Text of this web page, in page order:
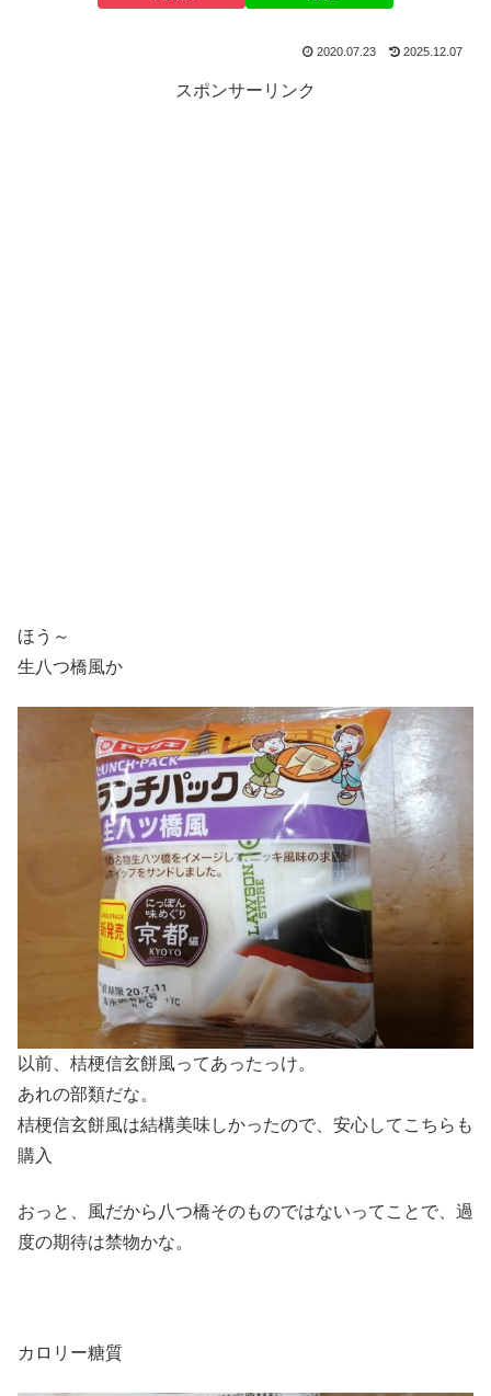
2020.07.23 2025.12.07
スポンサーリンク
ほう～
生八つ橋風か
以前、桔梗信玄餅風ってあったっけ。
あれの部類だな。
桔梗信玄餅風は結構美味しかったので、安心してこちらも
購入
おっと、風だから八つ橋そのものではないってことで、過
度の期待は禁物かな。
カロリー糖質